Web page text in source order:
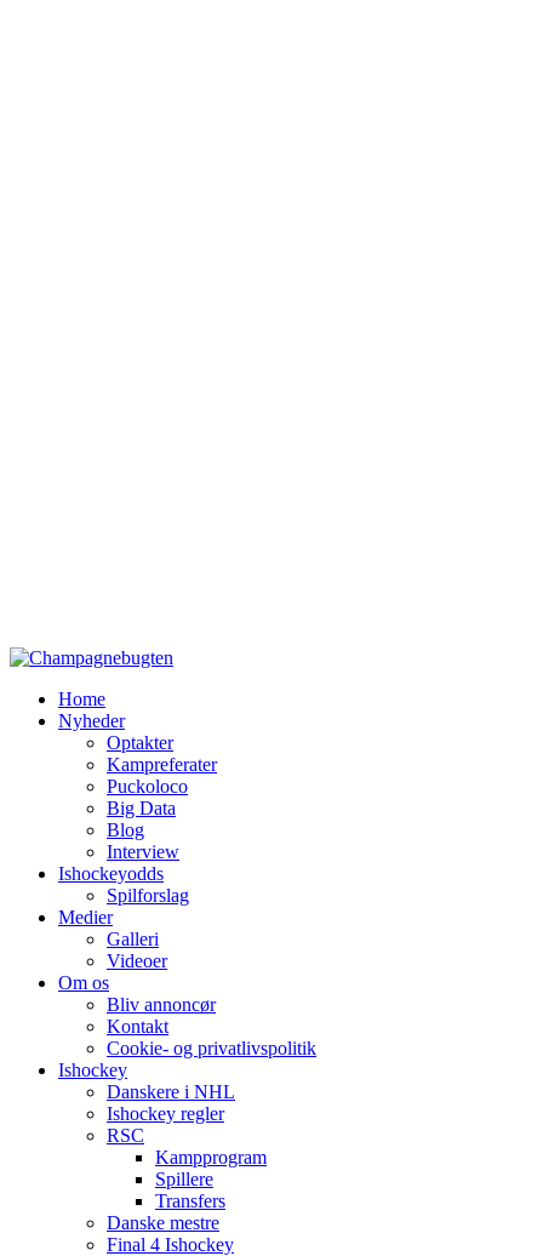
Home
Nyheder
Optakter
Kampreferater
Puckoloco
Big Data
Blog
Interview
Ishockeyodds
Spilforslag
Medier
Galleri
Videoer
Om os
Bliv annoncør
Kontakt
Cookie- og privatlivspolitik
Ishockey
Danskere i NHL
Ishockey regler
RSC
Kampprogram
Spillere
Transfers
Danske mestre
Final 4 Ishockey